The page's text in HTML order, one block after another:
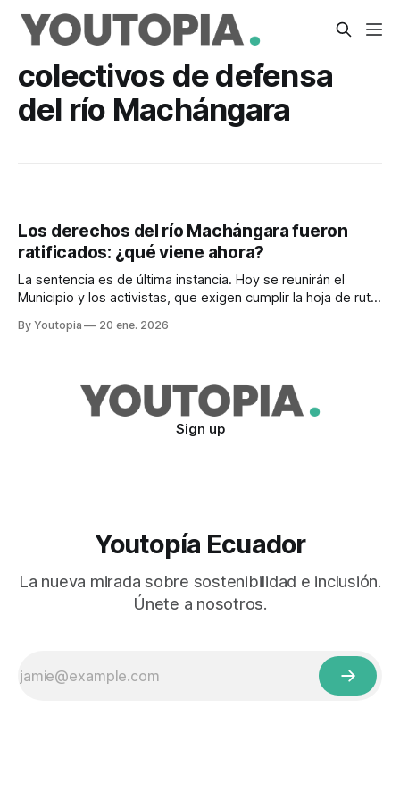
colectivos de defensa
del río Machángara
Los derechos del río Machángara fueron
ratificados: ¿qué viene ahora?
La sentencia es de última instancia. Hoy se reunirán el
Municipio y los activistas, que exigen cumplir la hoja de ruta
By Youtopia 20 ene. 2026
Sign up
Youtopía Ecuador
La nueva mirada sobre sostenibilidad e inclusión.
Únete a nosotros.